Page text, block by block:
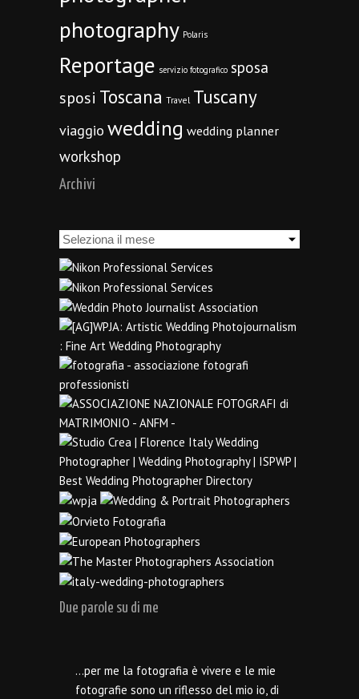
photography Polaris
Reportage servizio fotografico sposa
sposi Toscana Travel Tuscany
viaggio wedding wedding planner
workshop
Archivi
Archivi
Due parole su di me
…per me la fotografia è vivere e le mie
fotografie sono un riflesso del mio io, di